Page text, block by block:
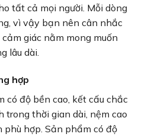
tất cả mọi người. Mỗi dòng
vì vậy bạn nên cân nhắc
giác nằm mong muốn
lâu dài.
hợp
có độ bền cao, kết cấu chắc
trong thời gian dài, nệm cao
phù hợp. Sản phẩm có độ